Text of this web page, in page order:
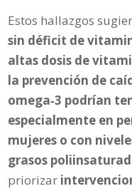
Estos hallazgos
sin déficit de
altas dosis de
la prevención de
omega‑3 podrían
especialmente en
mujeres o con
grasos
priorizar